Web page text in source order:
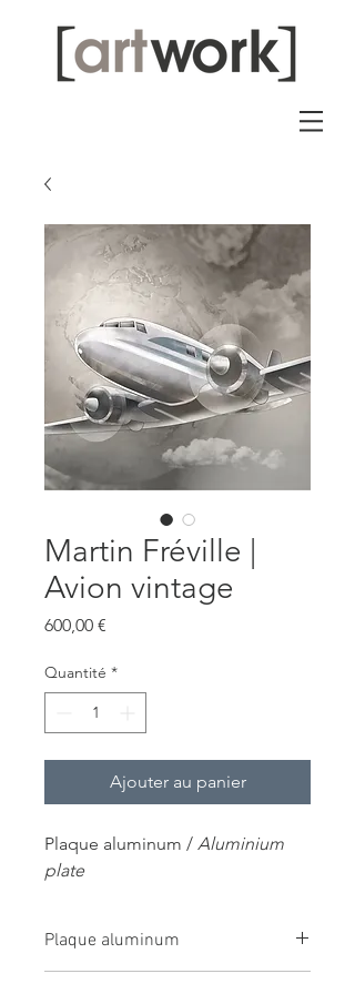
Martin Fréville |
Avion vintage
600,00 €
Quantité *
Ajouter au panier
Plaque aluminum / Aluminium
plate
Plaque aluminum